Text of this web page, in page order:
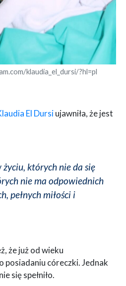
klaudia_el_dursi/?hl=pl
El Dursiujawniła, że jest
życiu, których nie da się
nie ma odpowiednich
pełnych miłości i
że już od wieku
posiadaniu córeczki. Jednak
się spełniło.